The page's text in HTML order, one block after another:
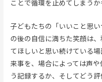
ことで循環を止めてしまうか
子どもたちの「いいこと思
の後の自信に満ちた笑顔は
てほしいと思い続けている
来事を、場合によっては声
う記録するか、そしてどう